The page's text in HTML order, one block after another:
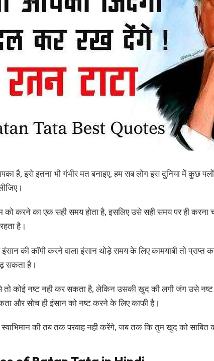
है, इसे इतना भी गंभीर मत बनाइए, हम सब लोग इस दुनिया में कुछ
को करने का एक सही समय होता है, इसलिए उसे सही समय पर ही करना
है।
की कॉपी करने वाला इंसान थोड़े समय के लिए कामयाबी तो
सकता है।
तो कोई नष्ट नही कर सकता है, लेकिन उसकी खुद की लगी जंग उसे नष्ट
और सोच ही इंसान को नष्ट करने के लिए काफी है।
स्वाभिमान की तब तक परवाह नही करेंगे, जब तक कि तुम खुद को साबित